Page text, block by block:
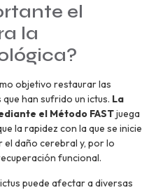
el
la
objetivo restaurar las
han sufrido un ictus. La
el Método FASTjuega
la rapidez con la que se inicie
daño cerebral y, por lo
funcional.
puede afectar a diversas